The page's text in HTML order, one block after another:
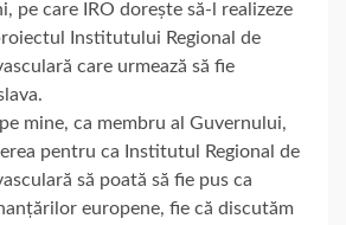
pe care IRO dorește să-l realizeze
Institutului Regional de
care urmează să fie
mine, ca membru al Guvernului,
pentru ca Institutul Regional de
să poată să fie pus ca
europene, fie că discutăm